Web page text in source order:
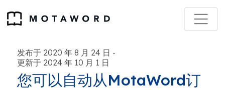
发布于 2020 年 8 月 24 日 -
更新于 2024 年 10 月 1 日
您可以自动从MotaWord订